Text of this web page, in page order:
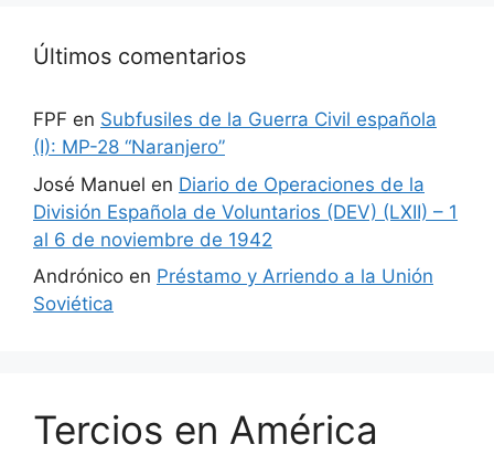
Últimos comentarios
FPF en Subfusiles de la Guerra Civil española
(I): MP-28 “Naranjero”
José Manuel en Diario de Operaciones de la
División Española de Voluntarios (DEV) (LXII) – 1
al 6 de noviembre de 1942
Andrónico en Préstamo y Arriendo a la Unión
Soviética
Tercios en América